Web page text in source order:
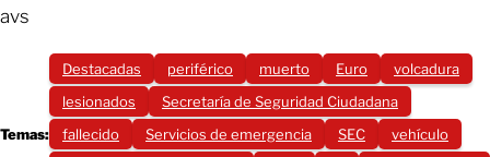
avs
Temas:
Destacadas periférico muerto Euro
volcadura
lesionados
Secretaría de Seguridad Ciudadana
fallecido
Servicios de emergencia SEC
vehículo